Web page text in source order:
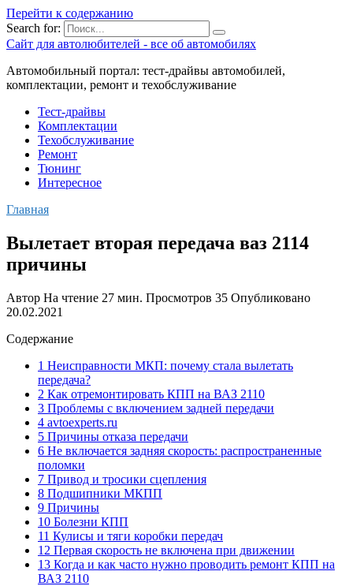
Перейти к содержанию
Search for:
Сайт для автолюбителей - все об автомобилях
Автомобильный портал: тест-драйвы автомобилей,
комплектации, ремонт и техобслуживание
Тест-драйвы
Комплектации
Техобслуживание
Ремонт
Тюнинг
Интересное
Главная
Вылетает вторая передача ваз 2114
причины
Автор На чтение 27 мин. Просмотров 35 Опубликовано
20.02.2021
Содержание
1 Неисправности МКП: почему стала вылетать
передача?
2 Как отремонтировать КПП на ВАЗ 2110
3 Проблемы с включением задней передачи
4 avtoexperts.ru
5 Причины отказа передачи
6 Не включается задняя скорость: распространенные
поломки
7 Привод и тросики сцепления
8 Подшипники МКПП
9 Причины
10 Болезни КПП
11 Кулисы и тяги коробки передач
12 Первая скорость не включена при движении
13 Когда и как часто нужно проводить ремонт КПП на
ВАЗ 2110